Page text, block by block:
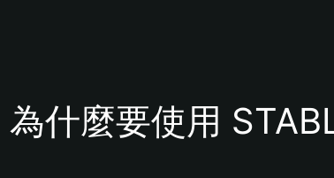
為什麼要使用